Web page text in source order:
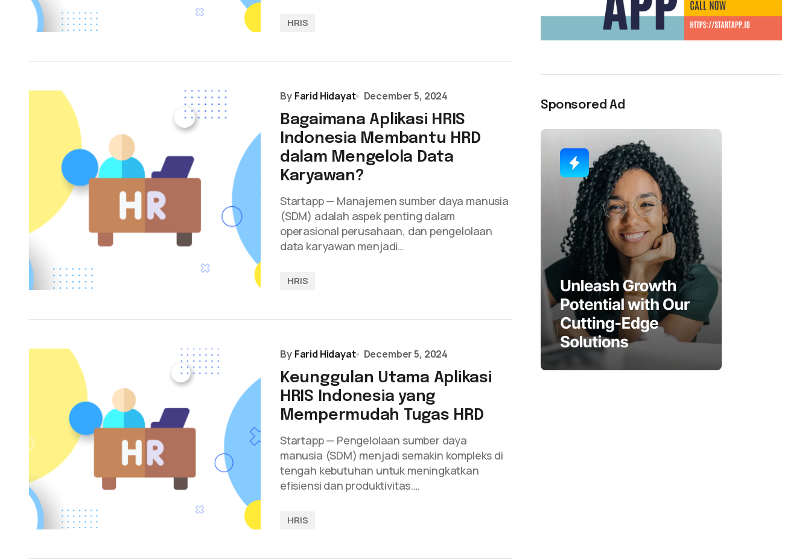
HRIS
By Farid Hidayat December 5, 2024
Bagaimana Aplikasi HRIS
Indonesia Membantu HRD
dalam Mengelola Data
Karyawan?
Startapp — Manajemen sumber daya manusia
(SDM) adalah aspek penting dalam
operasional perusahaan, dan pengelolaan
data karyawan menjadi…
HRIS
By Farid Hidayat December 5, 2024
Keunggulan Utama Aplikasi
HRIS Indonesia yang
Mempermudah Tugas HRD
Startapp — Pengelolaan sumber daya
manusia (SDM) menjadi semakin kompleks di
tengah kebutuhan untuk meningkatkan
efisiensi dan produktivitas.…
HRIS
Sponsored Ad